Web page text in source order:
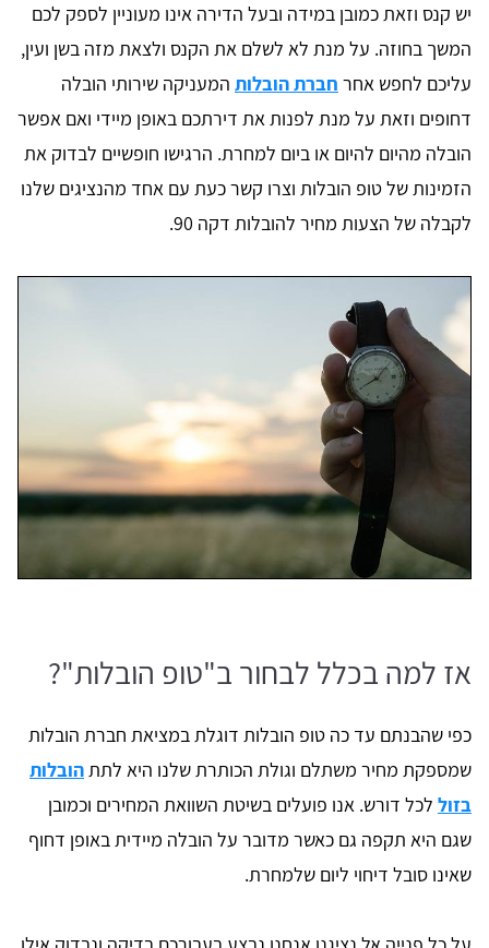
יש קנס וזאת כמובן במידה ובעל הדירה אינו מעוניין לספק לכם
המשך בחוזה. על מנת לא לשלם את הקנס ולצאת מזה בשן ועין,
עליכם לחפש אחר חברת הובלות המעניקה שירותי הובלה
דחופים וזאת על מנת לפנות את דירתכם באופן מיידי ואם אפשר
הובלה מהיום להיום או ביום למחרת. הרגישו חופשיים לבדוק את
הזמינות של טופ הובלות וצרו קשר כעת עם אחד מהנציגים שלנו
לקבלה של הצעות מחיר להובלות דקה 90.
אז למה בכלל לבחור ב"טופ הובלות"?
כפי שהבנתם עד כה טופ הובלות דוגלת במציאת חברת הובלות
שמספקת מחיר משתלם וגולת הכותרת שלנו היא לתת הובלות
בזול לכל דורש. אנו פועלים בשיטת השוואת המחירים וכמובן
שגם היא תקפה גם כאשר מדובר על הובלה מיידית באופן דחוף
שאינו סובל דיחוי ליום שלמחרת.